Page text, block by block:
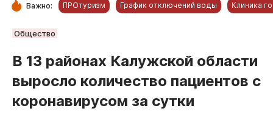
РУБРИКИ
Обнинск
Новости компаний
Статьи
Народные новости
Важно: ПРОтуризм График отключений воды Клиника
Общество
В 13 районах Калужской области
выросло количество пациентов с
коронавирусом за сутки